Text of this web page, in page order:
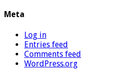
Meta
Log in
Entries feed
Comments feed
WordPress.org